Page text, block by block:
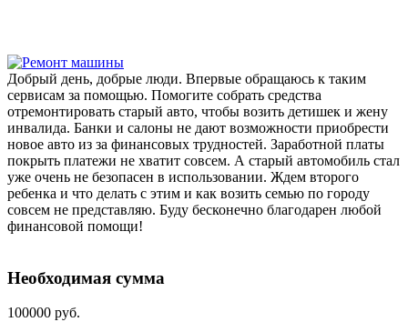
Добрый день, добрые люди. Впервые обращаюсь к таким
сервисам за помощью. Помогите собрать средства
отремонтировать старый авто, чтобы возить детишек и жену
инвалида. Банки и салоны не дают возможности приобрести
новое авто из за финансовых трудностей. Заработной платы
покрыть платежи не хватит совсем. А старый автомобиль стал
уже очень не безопасен в использовании. Ждем второго
ребенка и что делать с этим и как возить семью по городу
совсем не представляю. Буду бесконечно благодарен любой
финансовой помощи!
Необходимая сумма
100000 руб.